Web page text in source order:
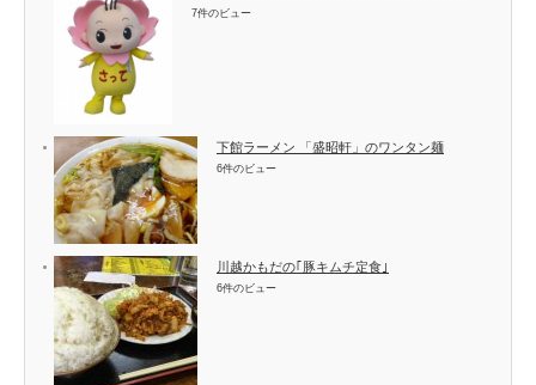
7件のビュー
下館ラーメン 「盛昭軒」のワンタン麺
6件のビュー
川越かもだの｢豚キムチ定食｣
6件のビュー